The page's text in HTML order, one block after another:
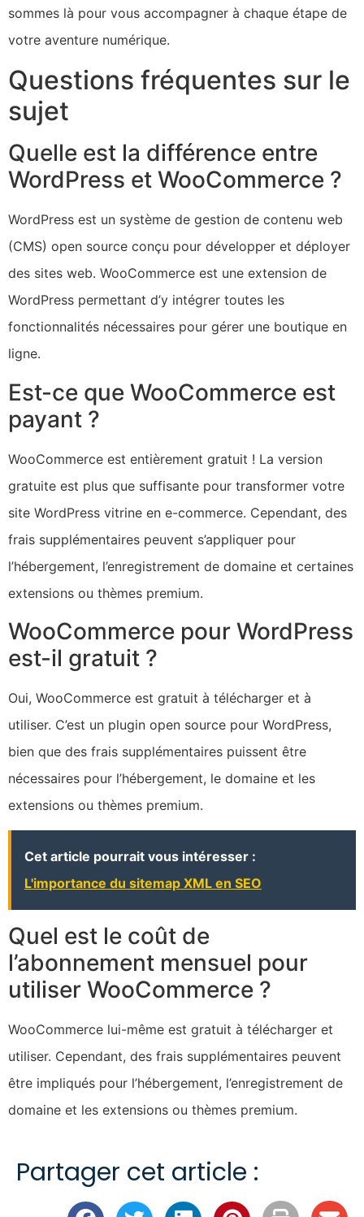
sommes là pour vous accompagner à chaque étape de
votre aventure numérique.
Questions fréquentes sur le
sujet
Quelle est la différence entre
WordPress et WooCommerce ?
WordPress est un système de gestion de contenu web
(CMS) open source conçu pour développer et déployer
des sites web. WooCommerce est une extension de
WordPress permettant d’y intégrer toutes les
fonctionnalités nécessaires pour gérer une boutique en
ligne.
Est-ce que WooCommerce est
payant ?
WooCommerce est entièrement gratuit ! La version
gratuite est plus que suffisante pour transformer votre
site WordPress vitrine en e-commerce. Cependant, des
frais supplémentaires peuvent s’appliquer pour
l’hébergement, l’enregistrement de domaine et certaines
extensions ou thèmes premium.
WooCommerce pour WordPress
est-il gratuit ?
Oui, WooCommerce est gratuit à télécharger et à
utiliser. C’est un plugin open source pour WordPress,
bien que des frais supplémentaires puissent être
nécessaires pour l’hébergement, le domaine et les
extensions ou thèmes premium.
Cet article pourrait vous intéresser :
L'importance du sitemap XML en SEO
Quel est le coût de
l’abonnement mensuel pour
utiliser WooCommerce ?
WooCommerce lui-même est gratuit à télécharger et
utiliser. Cependant, des frais supplémentaires peuvent
être impliqués pour l’hébergement, l’enregistrement de
domaine et les extensions ou thèmes premium.
Partager cet article :